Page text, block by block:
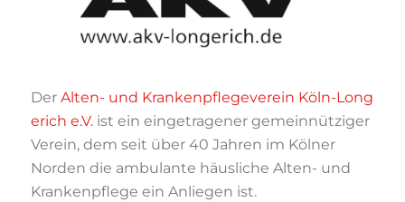
Der Alten- und Krankenpflegeverein Köln-Long
erich e.V.ist ein eingetragener gemeinnütziger
Verein, dem seit über 40 Jahren im Kölner
Norden die ambulante häusliche Alten- und
Krankenpflege ein Anliegen ist.